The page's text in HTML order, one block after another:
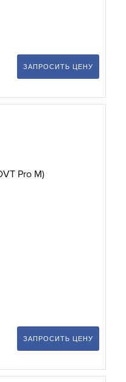
ЗАПРОСИТЬ ЦЕНУ
ЗАПРОСИТЬ ЦЕНУ